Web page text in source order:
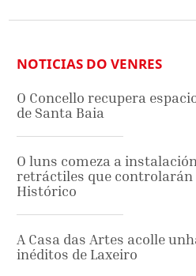
NOTICIAS DO VENRES
O Concello recupera
de Santa Baia
O luns comeza a
retráctiles que controlarán
Histórico
A Casa das Artes acolle
inéditos de Laxeiro